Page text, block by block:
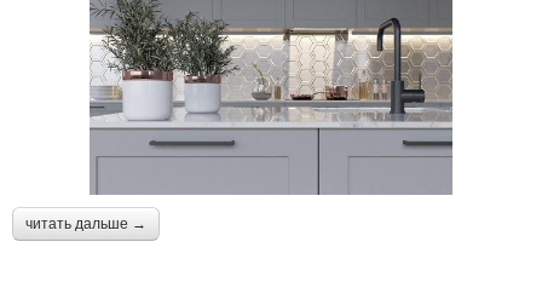
читать дальше →